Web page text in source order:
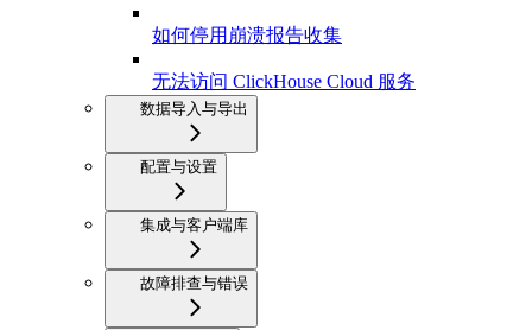
如何停用崩溃报告收集
无法访问 ClickHouse Cloud 服务
数据导入与导出
配置与设置
集成与客户端库
故障排查与错误